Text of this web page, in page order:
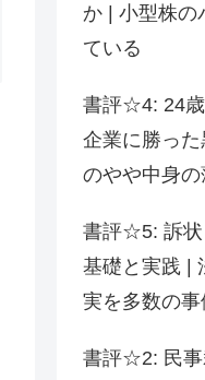
か | 小型株の
ている
書評☆4: 24歳
企業に勝っ
のやや中身の
書評☆5: 訴状
基礎と実践 |
実を多数の
書評☆2: 民事